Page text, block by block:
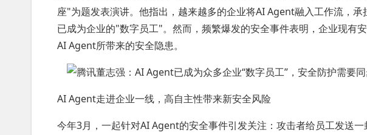
座"为题发表演讲。他指出，越来越多的企业将AI Agent融入工作流，
已成为企业的"数字员工"。然而，频繁爆发的安全事件表明，企业现有
AI Agent所带来的安全隐患。
AI Agent走进企业一线，高自主性带来新安全风险
今年3月，一起针对AI Agent的安全事件引发关注：攻击者给员工发送